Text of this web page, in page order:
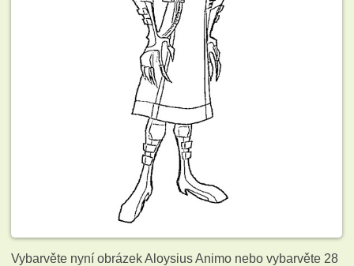
Vybarvěte nyní obrázek Aloysius Animo nebo vybarvěte 28